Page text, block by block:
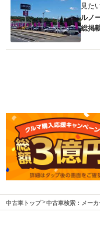
見た
ルノ
総掲
中古車トップ 中古車検索：メーカ